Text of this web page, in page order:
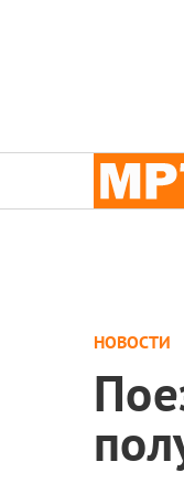
НОВОСТИ